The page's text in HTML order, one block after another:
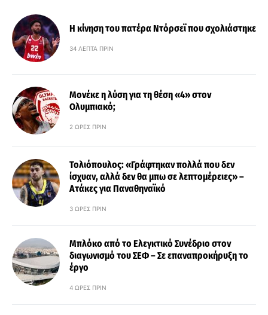
Η κίνηση του πατέρα Ντόρσεϊ που σχολιάστηκε
34 ΛΕΠΤΆ ΠΡΙΝ
Μονέκε η λύση για τη θέση «4» στον
Ολυμπιακό;
2 ΏΡΕΣ ΠΡΙΝ
Τολιόπουλος: «Γράφτηκαν πολλά που δεν
ίσχυαν, αλλά δεν θα μπω σε λεπτομέρειες» –
Ατάκες για Παναθηναϊκό
3 ΏΡΕΣ ΠΡΙΝ
Μπλόκο από το Ελεγκτικό Συνέδριο στον
διαγωνισμό του ΣΕΦ – Σε επαναπροκήρυξη το
έργο
4 ΏΡΕΣ ΠΡΙΝ